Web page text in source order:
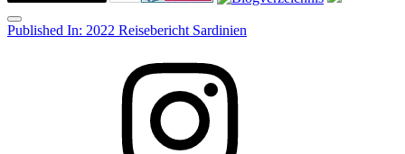
Menu
Post
Published In: 2022 Reisebericht Sardinien